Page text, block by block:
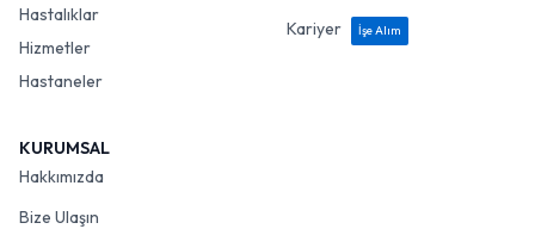
Hastalıklar
Hizmetler
Hastaneler
Kariyer
İşe Alım
KURUMSAL
Hakkımızda
Bize Ulaşın